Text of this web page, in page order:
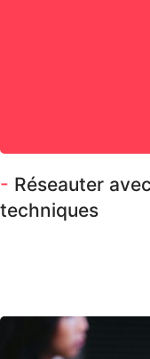
- Réseauter
techniques